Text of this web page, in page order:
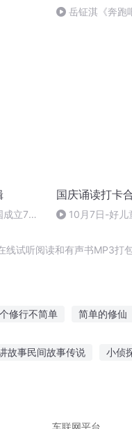
岳钲淇《奔跑
成立73
国庆诵读打卡
10月7日-好儿
试听阅读和有声书MP3打包
修行不简单 简单的修仙
故事民间故事传说 小侦
车联网平台